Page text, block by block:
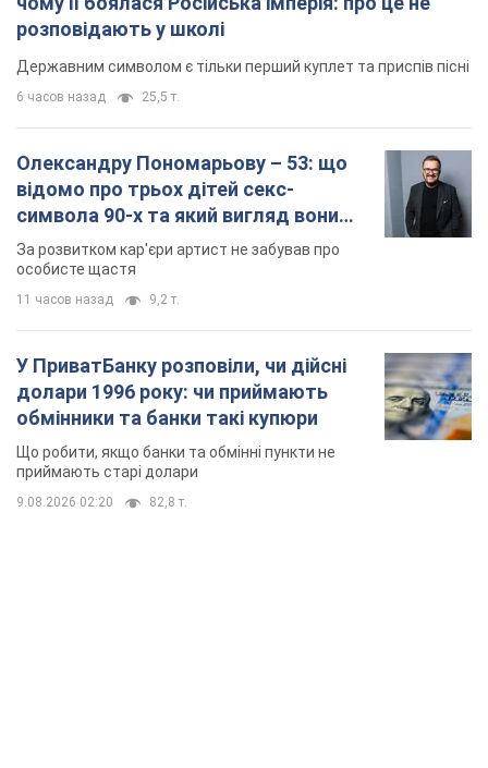
розповідають у школі
Державним символом є тільки перший куплет та приспів пісні
6 часов назад 25,5 т.
Олександру Пономарьову – 53: що
відомо про трьох дітей секс-
символа 90-х та який вигляд вони
мають
За розвитком кар'єри артист не забував про
особисте щастя
11 часов назад 9,2 т.
У ПриватБанку розповіли, чи дійсні
долари 1996 року: чи приймають
обмінники та банки такі купюри
Що робити, якщо банки та обмінні пункти не
приймають старі долари
9.08.2026 02:20 82,8 т.